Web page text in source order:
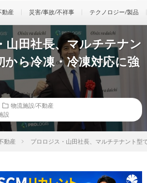
動産 災害/事故/不祥事 テクノロジー/製品
山田社長、マルチテナン
から冷凍・冷凍対応に強
物流施設/不動産
設
動産 プロロジス・山田社長、マルチテナント型